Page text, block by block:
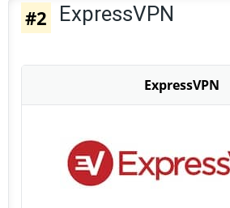
#2 ExpressVPN
ExpressVPN